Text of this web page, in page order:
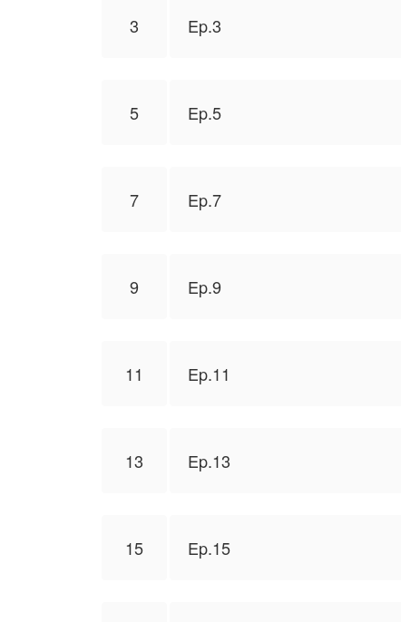
3 Ep.3
5 Ep.5
7 Ep.7
9 Ep.9
11 Ep.11
13 Ep.13
15 Ep.15